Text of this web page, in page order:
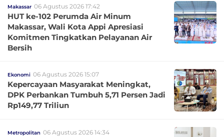
Makassar 06 Agustus 2026 17:42
HUT ke-102 Perumda Air Minum
Makassar, Wali Kota Appi Apresiasi
Komitmen Tingkatkan Pelayanan Air
Bersih
Ekonomi 06 Agustus 2026 15:07
Kepercayaan Masyarakat Meningkat,
DPK Perbankan Tumbuh 5,71 Persen Jadi
Rp149,77 Triliun
Metropolitan 06 Agustus 2026 14:34